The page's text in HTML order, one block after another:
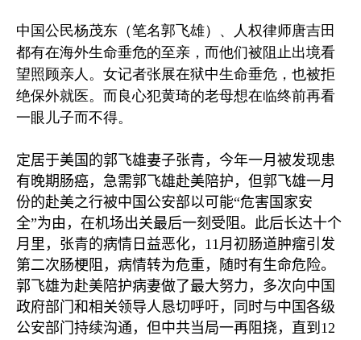
中国公民杨茂东（笔名郭飞雄）、人权律师唐吉田
都有在海外生命垂危的至亲，而他们被阻止出境看
望照顾亲人。女记者张展在狱中生命垂危，也被拒
绝保外就医。而良心犯黄琦的老母想在临终前再看
一眼儿子而不得。
定居于美国的郭飞雄妻子张青，今年一月被发现患
有晚期肠癌，急需郭飞雄赴美陪护，但郭飞雄一月
份的赴美之行被中国公安部以可能“危害国家安
全”为由，在机场出关最后一刻受阻。此后长达十个
月里，张青的病情日益恶化， 11月初肠道肿瘤引发
第二次肠梗阻，病情转为危重，随时有生命危险。
郭飞雄为赴美陪护病妻做了最大努力，多次向中国
政府部门和相关领导人恳切呼吁，同时与中国各级
公安部门持续沟通，但中共当局一再阻挠，直到 12